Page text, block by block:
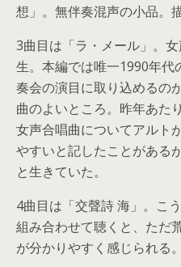
想」。無伴奏混声の小品。
3曲目は「ラ・メール」。
生。本編では唯一1990年
奏会の演目に取り込めるの
曲のよいところ。昨年あた
女声合唱曲についてアルト
やすいと記したことがある
と生きていた。
4曲目は「交聲詩 海」。こ
組み合わせて聴くと、ただ
が分かりやすく感じられる。